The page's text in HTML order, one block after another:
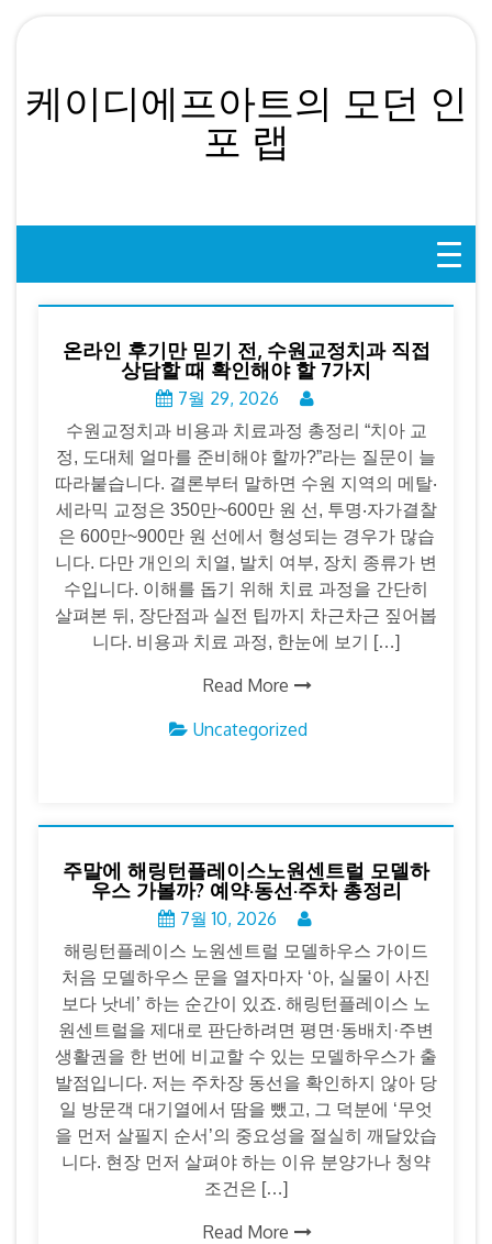
content
케이디에프아트의 모던 인
포 랩
온라인 후기만 믿기 전, 수원교정치과 직접
상담할 때 확인해야 할 7가지
7월 29, 2026
수원교정치과 비용과 치료과정 총정리 “치아 교
정, 도대체 얼마를 준비해야 할까?”라는 질문이 늘
따라붙습니다. 결론부터 말하면 수원 지역의 메탈‧
세라믹 교정은 350만~600만 원 선, 투명‧자가결찰
은 600만~900만 원 선에서 형성되는 경우가 많습
니다. 다만 개인의 치열, 발치 여부, 장치 종류가 변
수입니다. 이해를 돕기 위해 치료 과정을 간단히
살펴본 뒤, 장단점과 실전 팁까지 차근차근 짚어봅
니다. 비용과 치료 과정, 한눈에 보기 […]
Read More
Uncategorized
주말에 해링턴플레이스노원센트럴 모델하
우스 가볼까? 예약·동선·주차 총정리
7월 10, 2026
해링턴플레이스 노원센트럴 모델하우스 가이드
처음 모델하우스 문을 열자마자 ‘아, 실물이 사진
보다 낫네’ 하는 순간이 있죠. 해링턴플레이스 노
원센트럴을 제대로 판단하려면 평면·동배치·주변
생활권을 한 번에 비교할 수 있는 모델하우스가 출
발점입니다. 저는 주차장 동선을 확인하지 않아 당
일 방문객 대기열에서 땀을 뺐고, 그 덕분에 ‘무엇
을 먼저 살필지 순서’의 중요성을 절실히 깨달았습
니다. 현장 먼저 살펴야 하는 이유 분양가나 청약
조건은 […]
Read More